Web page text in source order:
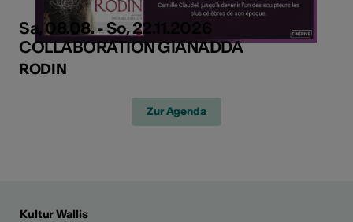
Sa, 08.08. - So, 22.11.2026
COLLABORATION GIANADDA
RODIN
Zur Agenda
Kultur Wallis